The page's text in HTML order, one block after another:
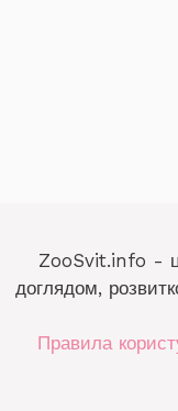
ZooSvit.info -
доглядом,
Правила